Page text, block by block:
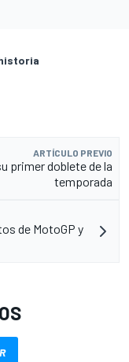
ARTÍCULO PREVIO
primer doblete de la
temporada
de MotoGP y